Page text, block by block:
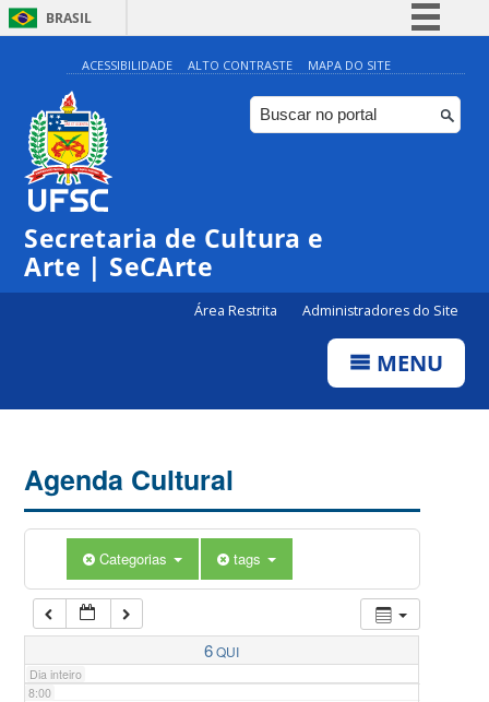
BRASIL
Simplifique!
Comunica BR
Participe
ACESSIBILIDADE ALTO CONTRASTE MAPA DO SITE
Secretaria de Cultura e
Arte | SeCArte
Área Restrita Administradores do Site
MENU
Agenda Cultural
Categorias tags
6QUI
Dia inteiro
0:00
1:00
5:00
7:00
8:00